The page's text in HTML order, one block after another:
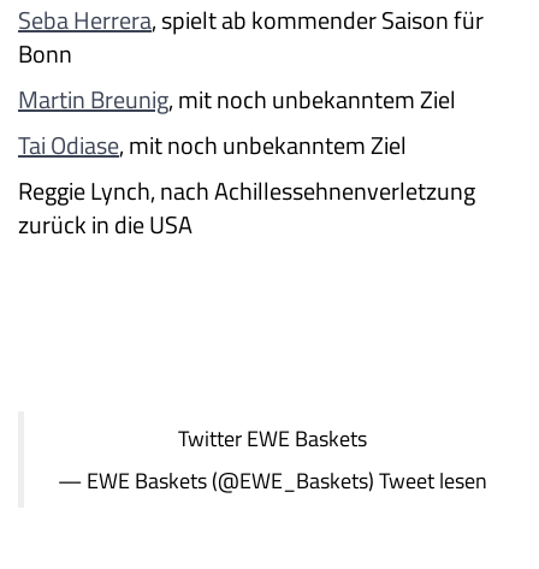
Seba Herrera, spielt ab kommender Saison für
Bonn
Martin Breunig, mit noch unbekanntem Ziel
Tai Odiase, mit noch unbekanntem Ziel
Reggie Lynch, nach Achillessehnenverletzung
zurück in die USA
TwitterEWE Baskets
— EWE Baskets (@EWE_Baskets)Tweet lesen